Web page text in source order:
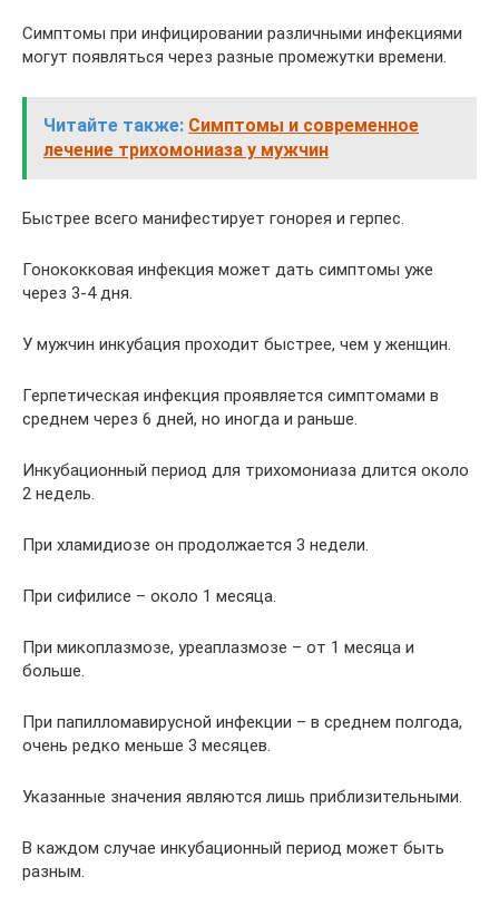
Симптомы при инфицировании различными инфекциями
могут появляться через разные промежутки времени.
Читайте также: Симптомы и современное
лечение трихомониаза у мужчин
Быстрее всего манифестирует гонорея и герпес.
Гонококковая инфекция может дать симптомы уже
через 3-4 дня.
У мужчин инкубация проходит быстрее, чем у женщин.
Герпетическая инфекция проявляется симптомами в
среднем через 6 дней, но иногда и раньше.
Инкубационный период для трихомониаза длится около
2 недель.
При хламидиозе он продолжается 3 недели.
При сифилисе – около 1 месяца.
При микоплазмозе, уреаплазмозе – от 1 месяца и
больше.
При папилломавирусной инфекции – в среднем полгода,
очень редко меньше 3 месяцев.
Указанные значения являются лишь приблизительными.
В каждом случае инкубационный период может быть
разным.